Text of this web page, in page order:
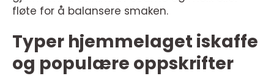
fløte for å balansere smaken.
Typer hjemmelaget iskaffe
og populære oppskrifter